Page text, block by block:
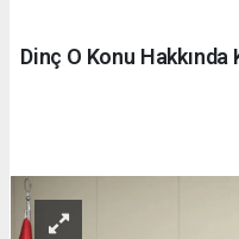
Dinç O Konu Hakkında